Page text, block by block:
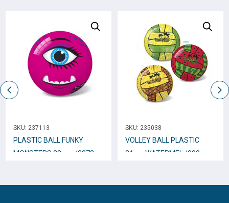
SKU: 237113
PLASTIC BALL FUNKY
MONSTERS 23cm. /2873
SKU: 235038
VOLLEY BALL PLASTIC
21cm WATERMEL /990